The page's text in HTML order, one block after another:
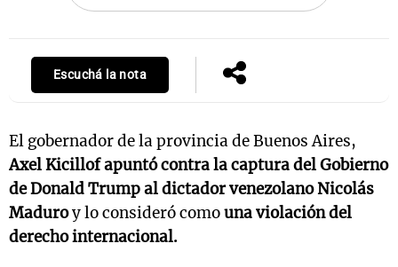
Escuchá la nota
El gobernador de la provincia de Buenos Aires,
Axel Kicillof apuntó contra la captura del Gobierno
de Donald Trump al dictador venezolano Nicolás
Maduroy lo consideró comouna violación del
derecho internacional.